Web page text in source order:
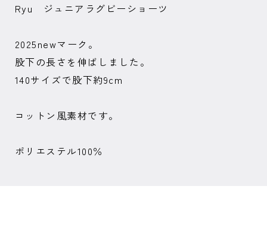
Ryu ジュニアラグビーショーツ
2025newマーク。
股下の長さを伸ばしました。
140サイズで股下約9cm
コットン風素材です。
ポリエステル100％